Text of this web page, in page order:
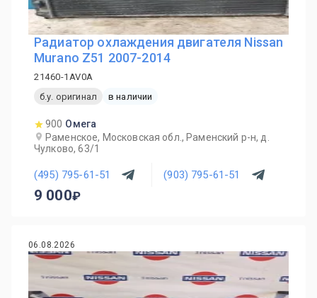
Радиатор охлаждения двигателя Nissan
Murano Z51 2007-2014
21460-1AV0A
б.у. оригинал
в наличии
900 Омега
Раменское, Московская обл., Раменский р-н, д.
Чулково, 63/1
(495) 795-61-51 (903) 795-61-51
9 000
06.08.2026